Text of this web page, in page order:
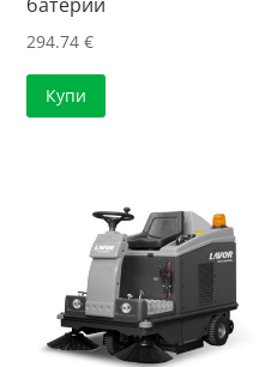
294.74€
Купи